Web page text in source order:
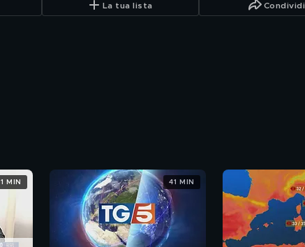
La tua lista Condividi
1 MIN 41 MIN